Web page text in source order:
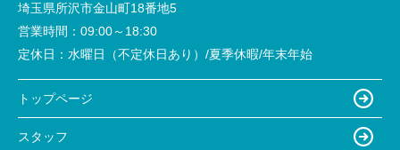
埼玉県所沢市金山町18番地5
営業時間： 09:00～18:30
定休日： 水曜日（不定休日あり）/夏季休暇/年末年始
トップページ
スタッフ